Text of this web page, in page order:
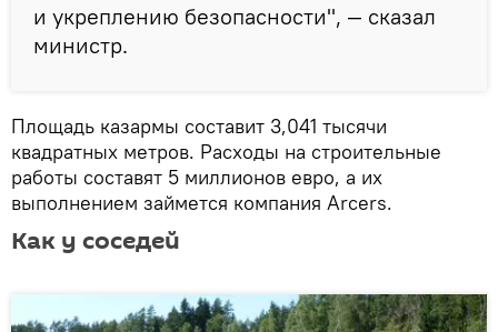
и укреплению безопасности", — сказал
министр.
Площадь казармы составит 3,041 тысячи
квадратных метров. Расходы на строительные
работы составят 5 миллионов евро, а их
выполнением займется компания Arcers.
Как у соседей